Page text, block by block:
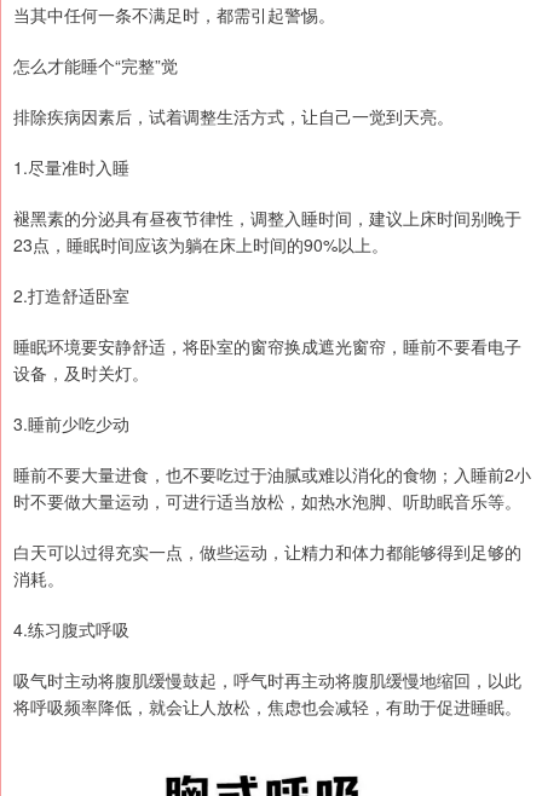
当其中任何一条不满足时，都需引起警惕。
怎么才能睡个“完整”觉
排除疾病因素后，试着调整生活方式，让自己一觉到天亮。
1.尽量准时入睡
褪黑素的分泌具有昼夜节律性，调整入睡时间，建议上床时间别晚于
23点，睡眠时间应该为躺在床上时间的90%以上。
2.打造舒适卧室
睡眠环境要安静舒适，将卧室的窗帘换成遮光窗帘，睡前不要看电子
设备，及时关灯。
3.睡前少吃少动
睡前不要大量进食，也不要吃过于油腻或难以消化的食物；入睡前2小
时不要做大量运动，可进行适当放松，如热水泡脚、听助眠音乐等。
白天可以过得充实一点，做些运动，让精力和体力都能够得到足够的
消耗。
4.练习腹式呼吸
吸气时主动将腹肌缓慢鼓起，呼气时再主动将腹肌缓慢地缩回，以此
将呼吸频率降低，就会让人放松，焦虑也会减轻，有助于促进睡眠。